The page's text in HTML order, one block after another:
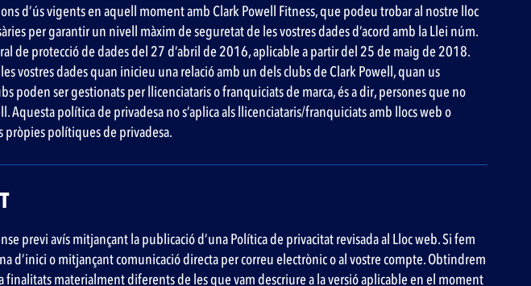
d’ús vigents en aquell moment amb Clark Powell Fitness, que podeu trobar al nostre lloc
per garantir un nivell màxim de seguretat de les vostres dades d’acord amb la Llei núm.
de protecció de dades del 27 d’abril de 2016, aplicable a partir del 25 de maig de 2018.
vostres dades quan inicieu una relació amb un dels clubs de Clark Powell, quan us
poden ser gestionats per llicenciataris o franquiciats de marca, és a dir, persones que no
política de privadesa no s’aplica als llicenciataris/franquiciats amb llocs web o
pròpies polítiques de privadesa.
previ avís mitjançant la publicació d’una Política de privacitat revisada al Lloc web. Si fem
d’inici o mitjançant comunicació directa per correu electrònic o al vostre compte. Obtindrem
materialment diferents de les que vam descriure a la versió aplicable en el moment